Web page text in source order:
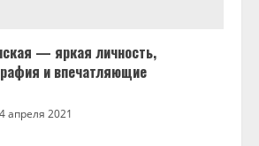
— яркая личность,
и впечатляющие
апреля 2021